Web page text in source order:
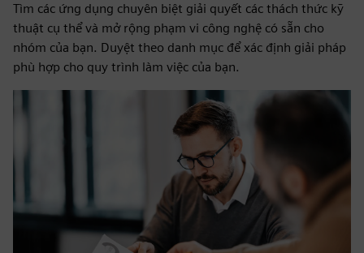
Tìm các ứng dụng chuyên biệt giải quyết các thách thức kỹ
thuật cụ thể và mở rộng phạm vi công nghệ có sẵn cho
nhóm của bạn. Duyệt theo danh mục để xác định giải pháp
phù hợp cho quy trình làm việc của bạn.